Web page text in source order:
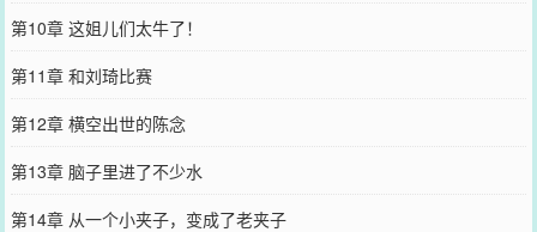
第10章 这姐儿们太牛了！
第11章 和刘琦比赛
第12章 横空出世的陈念
第13章 脑子里进了不少水
第14章 从一个小夹子，变成了老夹子